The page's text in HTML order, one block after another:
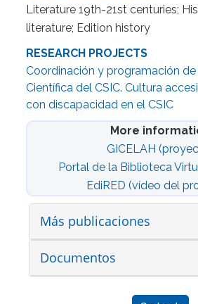
Literature 19th-21st centuries;
literature; Edition history
RESEARCH PROJECTS
Coordinación y programación
Científica del CSIC. Cultura
con discapacidad en el CSIC
More
GICELAH
Portal de la Biblioteca
EdiRED (vídeo del
Más publicaciones
Documentos